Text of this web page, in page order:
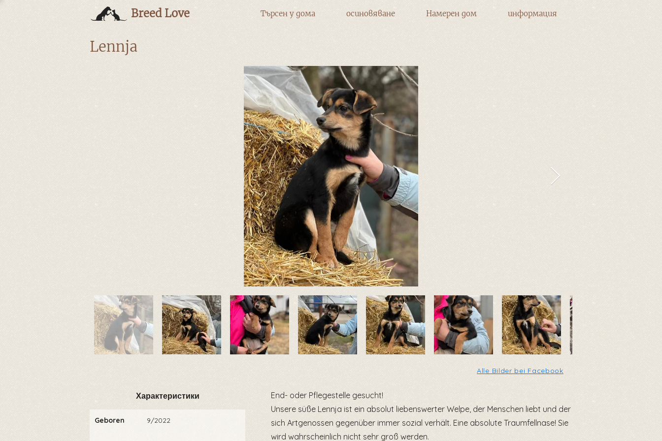
Breed Love Търсен у дома осиновяване Намерен дом информация
Lennja
Alle Bilder bei Facebook
Характеристики
Geboren 9/2022
End- oder Pflegestelle gesucht!
Unsere süße Lennja ist ein absolut liebenswerter Welpe, der Menschen liebt und der
sich Artgenossen gegenüber immer sozial verhält. Eine absolute Traumfellnase! Sie
wird wahrscheinlich nicht sehr groß werden.